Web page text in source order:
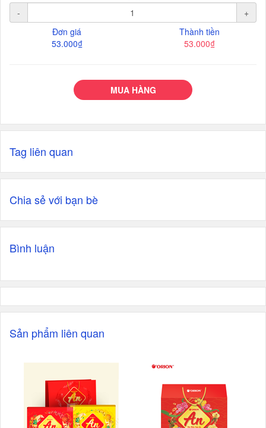
-
+
Đơn giá
53.000₫
Thành tiền
53.000₫
MUA HÀNG
Tag liên quan
Chia sẻ với bạn bè
Bình luận
Sản phẩm liên quan